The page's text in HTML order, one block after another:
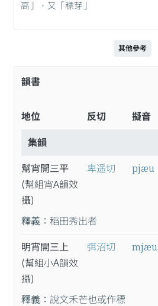
高」，又「䅺芽」
其他參考
韻書
地位 反切 擬音
集韻
幫宵開三平
(幫組宵A韻效
攝)
卑遥切 pjæu
釋義： 稻田秀出者
明宵開三上
(幫組小A韻效
攝)
弭沼切 mjæu
釋義： 說文禾芒也或作䅺